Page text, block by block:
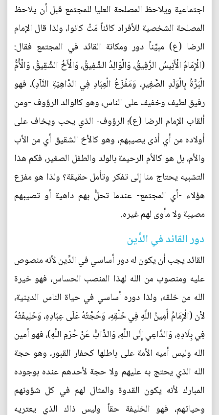
اجتماعية ويلاحظ المصلحة العليا للمجتمع قبل أن يلاحظ
المصلحة الشخصية للأفراد كائناً مَتْ كانوا، ولذا قال الإمام
الرضا (ع) مبيِّناً دور ومكانة القائد في المجتمع فقال:
(الْإِمَامُ الْأَنِيسُ الرَّفِيقُ، وَالْوَالِدُ الشَّفِيقُ، وَالْأَخُ الشَّقِيقُ، وَالْأُمُّ
الْبَرَّةُ بِالْوَلَدِ الصَّغِيرِ، وَمَفْزَعُ الْعِبَادِ فِي الدَّاهِيَةِ النَّآدِ)، فهو
رفيق لطيف وخفيف على الناس، وهو كالوالد الرؤوف -ومن
ألقاب الإمام الرضا (ع)؛ الرؤوف- الذي يحب ويخاف على
أولاده من أي أذى يصيبهم، وهو كالأخ الشقيق أي من الأب
والأم، بل هو كالأم الرحيمة بالولد والطفل الصغير، فكم هذا
التشبيه يحتاج منا إلى تفكر وتأمل حقيقة؟ ولذا هو مفزع
هؤلاء -أي المجتمع- عندما تحلُّ بهم داهية أو تصيبهم
مصيبة ولا مأوى لهم غيره.
دور القائد في الدِّين
القائد يجب أن يكون له دور أساسي في الدِّين لأنه منصوص
عليه ومنصوب من الله لهذا المنصب الحساس، فهو خيرة
الله من خلقه، ولذا دوره أساسي في حياة الناس الدينية،
لأن (الْإِمَامُ أَمِينُ اللَّهِ فِي خَلْقِهِ، وَحُجَّتُهُ عَلَى عِبَادِهِ، وَخَلِيفَتُهُ
فِي بِلَادِهِ، وَالدَّاعِي إِلَى اللَّهِ، وَالذَّابُّ عَنْ حُرَمِ اللَّهِ)، فهو أمين
الله وليس أميه الأمة على باطلها كحفار القبور، وهو حجة
الله الذي يحتج به عليهم ولا حجة لأحدهم عنده بوجوده
المبارك لأنه يكون القدوة والمثال لهم في كل شؤونهم
وحياتهم، فهو الخليفة حقاً وليس ذاك الذي يعتريه